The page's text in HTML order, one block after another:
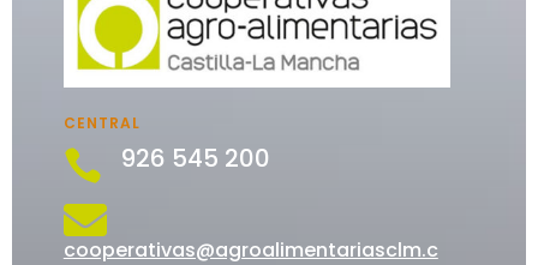
CENTRAL
 926 545 200

cooperativas@agroalimentariasclm.c